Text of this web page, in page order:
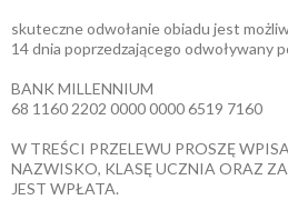
skuteczne odwołanie obiadu jest
14 dnia poprzedzającego odwoływany
BANK MILLENNIUM
68 1160 2202 0000 0000 6519 7160
W TREŚCI PRZELEWU PROSZĘ
NAZWISKO, KLASĘ UCZNIA ORAZ
JEST WPŁATA.